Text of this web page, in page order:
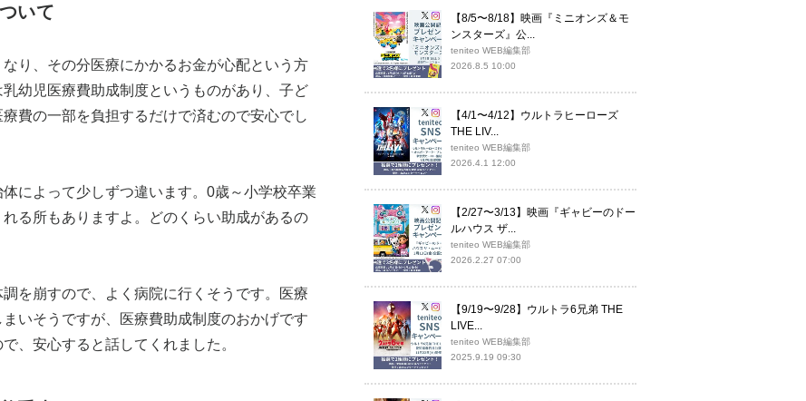
いて
り、その分医療にかかるお金が心配という方
幼児医療費助成制度というものがあり、子ど
費の一部を負担するだけで済むので安心でし
によって少しずつ違います。0歳～小学校卒業
る所もありますよ。どのくらい助成があるの
を崩すので、よく病院に行くそうです。医療
いそうですが、医療費助成制度のおかげです
、安心すると話してくれました。
【8/5〜8/18】映画『ミニオンズ＆モ
ンスターズ』公...
teniteo WEB編集部
2026.8.5 10:00
【4/1〜4/12】ウルトラヒーローズ
THE LIV...
teniteo WEB編集部
2026.4.1 12:00
【2/27〜3/13】映画『ギャビーのドー
ルハウス ザ...
teniteo WEB編集部
2026.2.27 07:00
【9/19〜9/28】ウルトラ6兄弟 THE
LIVE...
teniteo WEB編集部
2025.9.19 09:30